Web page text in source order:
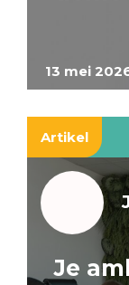
13 mei
Artikel
Je